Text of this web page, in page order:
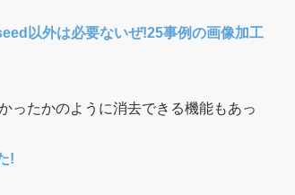
以外は必要ないぜ!25事例の画像加工
ったかのように消去できる機能もあっ
!